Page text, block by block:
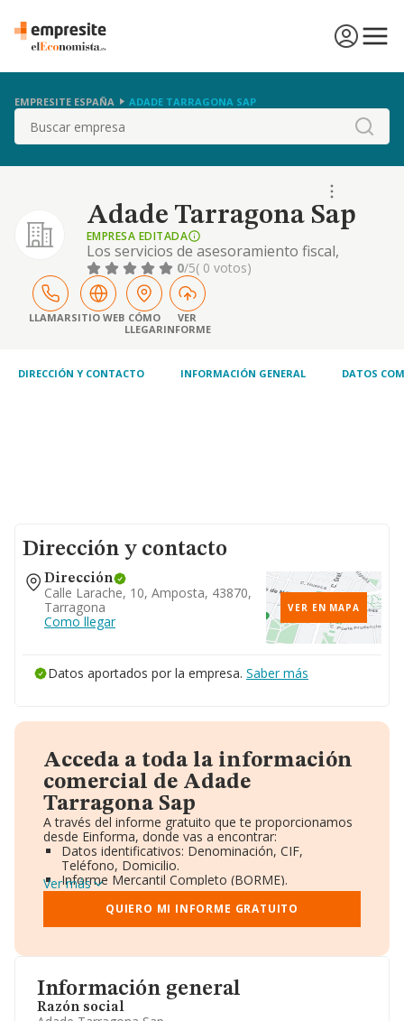
EMPRESITE ESPAÑA ADADE TARRAGONA SAP
Buscar
Adade Tarragona Sap
EMPRESA EDITADA
Los servicios de asesoramiento fiscal,
laboral, mercantil y contable. la tramitacion y
defensa de asuntos sociales. la realizacion
de estudios economicos y financieros de
empresas y mercados.
0/5( 0 votos)
LLAMARSITIO WEB CÓMO
LLEGAR
VER
INFORME
DIRECCIÓN Y CONTACTO INFORMACIÓN GENERAL DATOS
Información general
Razón social
Dirección y contacto
Dirección
Calle Larache, 10, Amposta, 43870,
Tarragona
Como llegar
VER EN MAPA
Datos aportados por la empresa. Saber más
Acceda a toda la información
comercial de Adade
Tarragona Sap
A través del informe gratuito que te proporcionamos
desde Einforma, donde vas a encontrar:
Datos identificativos: Denominación, CIF,
Teléfono, Domicilio.
Informe Mercantil Completo (BORME).
Gráficos de Evolución Ventas y Empleados.
Consejo de Administración y Administradores.
Directivos y Ejecutivos.
Información oficial y registral complementaria.
Ver más
QUIERO MI INFORME GRATUITO